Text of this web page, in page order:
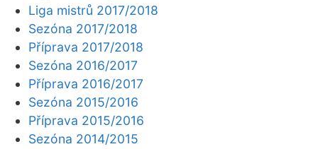
Liga mistrů 2017/2018
Sezóna 2017/2018
Příprava 2017/2018
Sezóna 2016/2017
Příprava 2016/2017
Sezóna 2015/2016
Příprava 2015/2016
Sezóna 2014/2015